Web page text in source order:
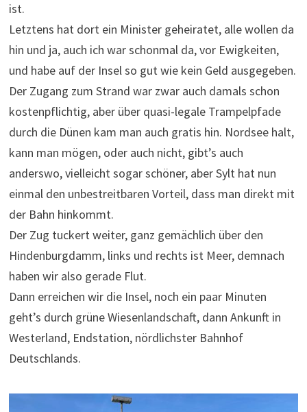
ist.
Letztens hat dort ein Minister geheiratet, alle wollen da
hin und ja, auch ich war schonmal da, vor Ewigkeiten,
und habe auf der Insel so gut wie kein Geld ausgegeben.
Der Zugang zum Strand war zwar auch damals schon
kostenpflichtig, aber über quasi-legale Trampelpfade
durch die Dünen kam man auch gratis hin. Nordsee halt,
kann man mögen, oder auch nicht, gibt’s auch
anderswo, vielleicht sogar schöner, aber Sylt hat nun
einmal den unbestreitbaren Vorteil, dass man direkt mit
der Bahn hinkommt.
Der Zug tuckert weiter, ganz gemächlich über den
Hindenburgdamm, links und rechts ist Meer, demnach
haben wir also gerade Flut.
Dann erreichen wir die Insel, noch ein paar Minuten
geht’s durch grüne Wiesenlandschaft, dann Ankunft in
Westerland, Endstation, nördlichster Bahnhof
Deutschlands.